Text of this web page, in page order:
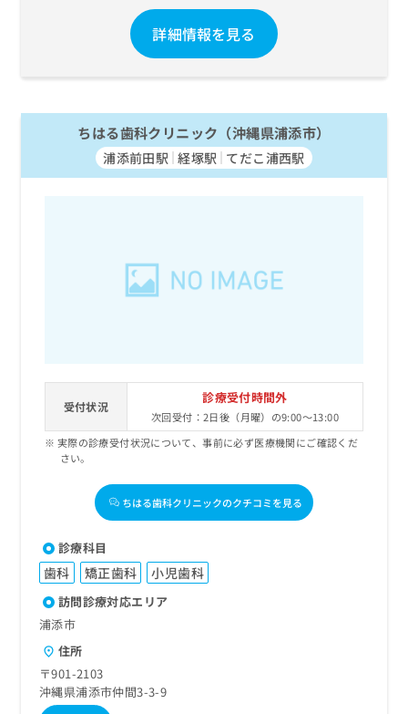
詳細情報を見る
ちはる歯科クリニック（沖縄県浦添市）
浦添前田駅 経塚駅 てだこ浦西駅
受付状況
診療受付時間外
次回受付：2日後（月曜）の9:00～13:00
実際の診療受付状況について、事前に必ず医療機関にご確認くだ
さい。
ちはる歯科クリニックのクチコミを見る
診療科目
歯科 矯正歯科 小児歯科
訪問診療対応エリア
浦添市
住所
〒901-2103
沖縄県浦添市仲間3-3-9